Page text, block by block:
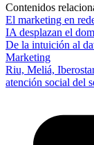
Contenidos
El marketing en
IA desplazan el
De la intuición al
Marketing
Riu, Meliá,
atención social del